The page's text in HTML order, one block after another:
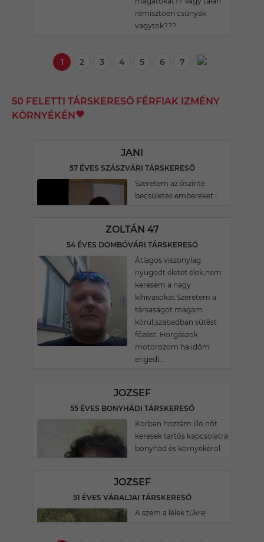
rémisztöen csúnyák
vagytok???
1 2 3 4 5 6 7
50 FELETTI TÁRSKERESŐ FÉRFIAK IZMÉNY
KÖRNYÉKÉN
JANI
57 ÉVES SZÁSZVÁRI TÁRSKERESŐ
Szeretem az őszinte
becsületes embereket !
ZOLTÁN 47
54 ÉVES DOMBÓVÁRI TÁRSKERESŐ
Átlagos viszonylag
nyugodt életet élek,nem
keresem a nagy
kihívásokat.Szeretem a
társaságot magam
körül,szabadban sütêst
főzést. Horgászok
motorozom ha időm
engedi...
JOZSEF
55 ÉVES BONYHÁDI TÁRSKERESŐ
Korban hozzàm.illö nőt
keresek tartós kapcsolatra
bonyhàd ès környèkèrol
JOZSEF
51 ÉVES VÁRALJAI TÁRSKERESŐ
A szem a lélek tükre!